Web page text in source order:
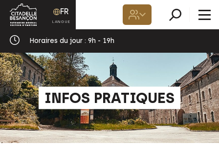
Horaires du jour : 9h - 19h
FR
INFOS PRATIQUES